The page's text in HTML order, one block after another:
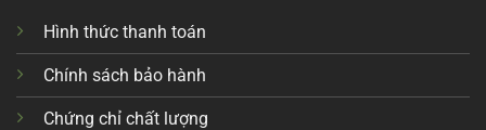
Hình thức thanh toán
Chính sách bảo hành
Chứng chỉ chất lượng